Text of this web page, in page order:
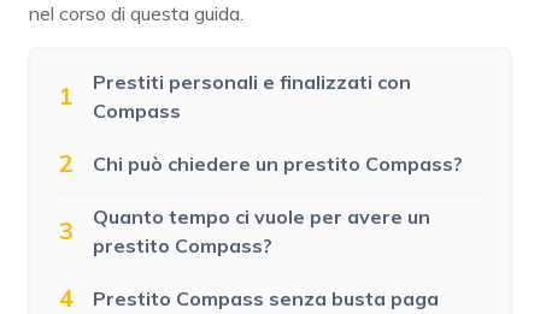
nel corso di questa guida.
1
Prestiti personali e finalizzati con
Compass
2 Chi può chiedere un prestito Compass?
3
Quanto tempo ci vuole per avere un
prestito Compass?
4 Prestito Compass senza busta paga